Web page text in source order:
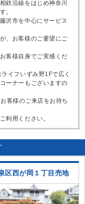
鉄沿線をはじめ神奈川
。
沢市を中心にサービス
、お客様のご要望にご
客様自身でご実感くだ
イフいずみ野1Fで広く
ーナーもございますの
客様のご来店をお待ち
利用ください。
区西が岡１丁目売地